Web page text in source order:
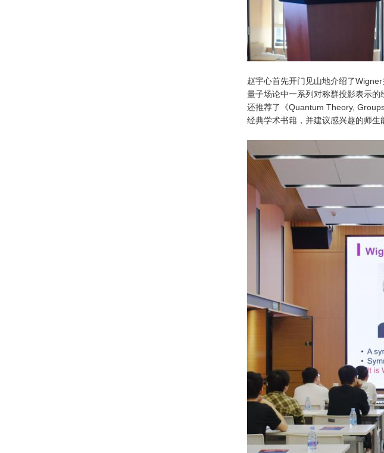
赵宇心首先开门见山地介绍了
量子场论中一系列对称群投影表示
还推荐了《Quantum Theory,
经典学术书籍，并建议感兴趣的师生